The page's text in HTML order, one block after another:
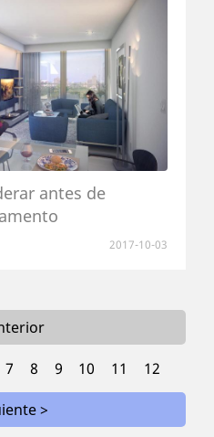
antes de
2017-10-03
7 8 9 10 11 12
>